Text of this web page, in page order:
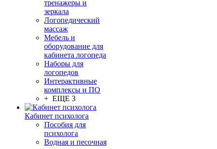
тренажеры и
зеркала
Логопедический
массаж
Мебель и
оборудование для
кабинета логопеда
Наборы для
логопедов
Интерактивные
комплексы и ПО
+ ЕЩЕ 3
Кабинет психолога
Пособия для
психолога
Водная и песочная